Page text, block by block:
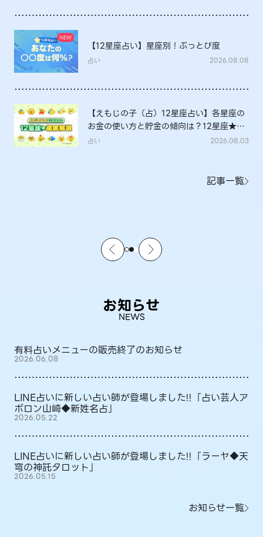
【12星座占い】星座別！ぶっとび度
占い 2026.08.08
【えもじの子（占）12星座占い】各星座の
お金の使い方と貯金の傾向は？12星座★徹
底解説
占い 2026.08.03
記事一覧
お知らせ
NEWS
有料占いメニューの販売終了のお知らせ
2026.06.08
LINE占いに新しい占い師が登場しました!!「占い芸人ア
ポロン山崎◆新姓名占」
2026.05.22
LINE占いに新しい占い師が登場しました!!「ラーヤ◆天
穹の神託タロット」
2026.05.15
お知らせ一覧